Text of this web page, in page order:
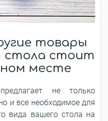
товары
стола стоит
месте
не только
и все необходимое для
вида вашего стола на